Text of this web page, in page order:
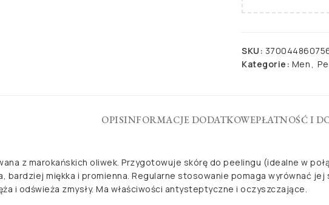
SKU:
Kategorie: Men
OPISINFORMACJE DODATKOWEPŁATNOŚĆ I
z marokańskich oliwek. Przygotowuje skórę do peelingu (idealne w
bardziej miękka i promienna. Regularne stosowanie pomaga wyrównać
i odświeża zmysły. Ma właściwości antysteptyczne i oczyszczające.